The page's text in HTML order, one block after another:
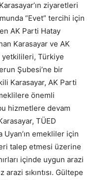
ziyaretleri
“Evet” tercihi için
AK Parti Hatay
Karasayar ve AK
yetkilileri, Türkiye
Şubesi’ne bir
Karasayar, AK Parti
önemli
hizmetlere devam
TÜED
emekliler için
talep etmesi üzerine
içinde uygun arazi
sıkıntısı. Gültepe